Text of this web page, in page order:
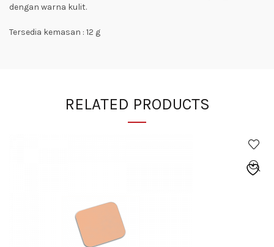
dengan warna kulit.
Tersedia kemasan : 12 g
RELATED PRODUCTS